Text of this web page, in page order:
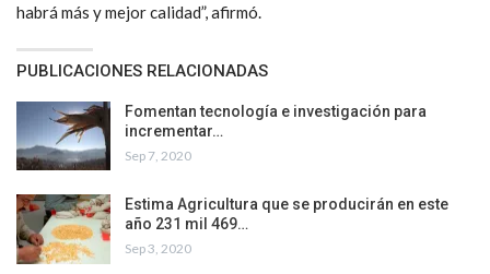
habrá más y mejor calidad”, afirmó.
PUBLICACIONES RELACIONADAS
Fomentan tecnología e investigación para
incrementar…
Sep 7, 2020
Estima Agricultura que se producirán en este
año 231 mil 469…
Sep 3, 2020